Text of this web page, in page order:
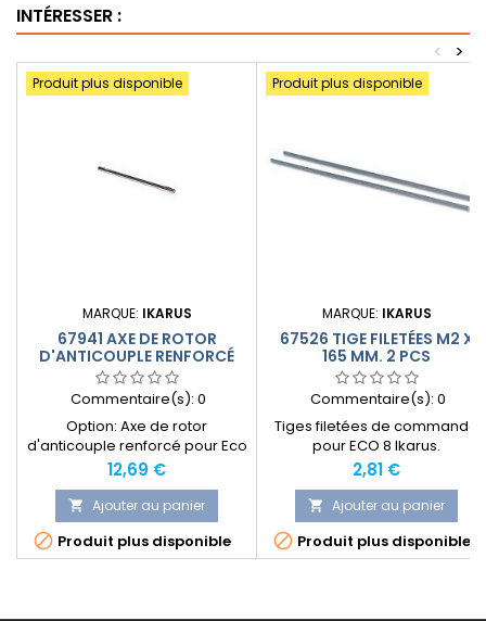
INTÉRESSER :
>
<
Produit plus disponible
MARQUE: IKARUS
67941 AXE DE ROTOR
D'ANTICOUPLE RENFORCÉ
Commentaire(s): 0
Option: Axe de rotor
d'anticouple renforcé pour Eco
8 d'Ikarus.
Prix
12,69 €
 Ajouter au panier
 Produit plus disponible
Produit plus disponible
MARQUE: IKARUS
67526 TIGE FILETÉES M2 X
165 MM. 2 PCS
Commentaire(s): 0
Tiges filetées de commande
pour ECO 8 Ikarus.
Prix
2,81 €
 Ajouter au panier
 Produit plus disponible